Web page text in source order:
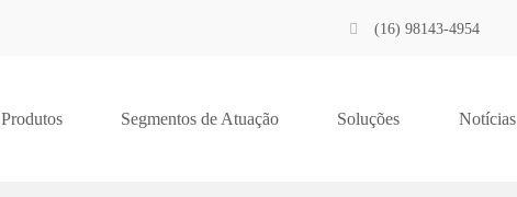
(16) 98143-4954
Produtos Segmentos de Atuação Soluções Notícias